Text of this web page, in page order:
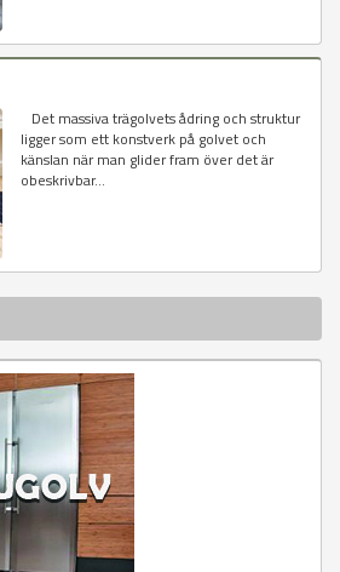
Det massiva trägolvets ådring och struktur
ligger som ett konstverk på golvet och
känslan när man glider fram över det är
obeskrivbar...